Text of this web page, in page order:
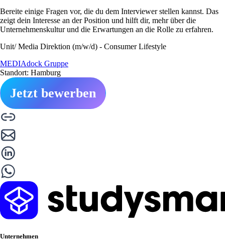
Bereite einige Fragen vor, die du dem Interviewer stellen kannst. Das
zeigt dein Interesse an der Position und hilft dir, mehr über die
Unternehmenskultur und die Erwartungen an die Rolle zu erfahren.
Unit/ Media Direktion (m/w/d) - Consumer Lifestyle
MEDIAdock Gruppe
Standort: Hamburg
Jetzt bewerben
Unternehmen